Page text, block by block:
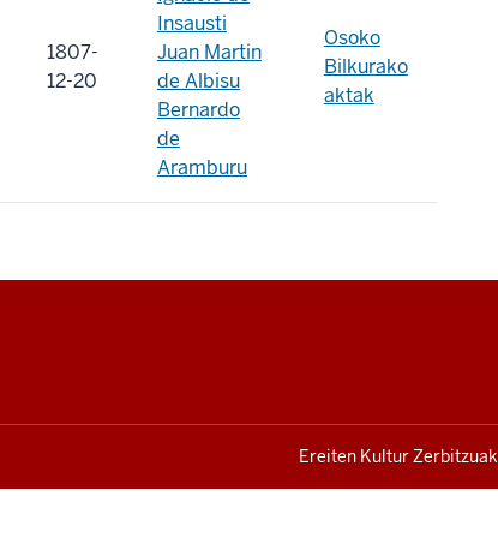
1807-
12-20
Insausti
Juan Martin
de Albisu
Bernardo
de
Aramburu
Osoko
Bilkurako
aktak
Ereiten Kultur Zerbitzuak